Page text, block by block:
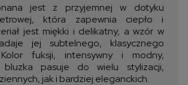
jest z przyjemnej w dotyku
która zapewnia ciepło i
jest miękki i delikatny, a wzór w
jej subtelnego, klasycznego
Kolor fuksji, intensywny i modny,
bluzka pasuje do wielu stylizacji,
jak i bardziej eleganckich.